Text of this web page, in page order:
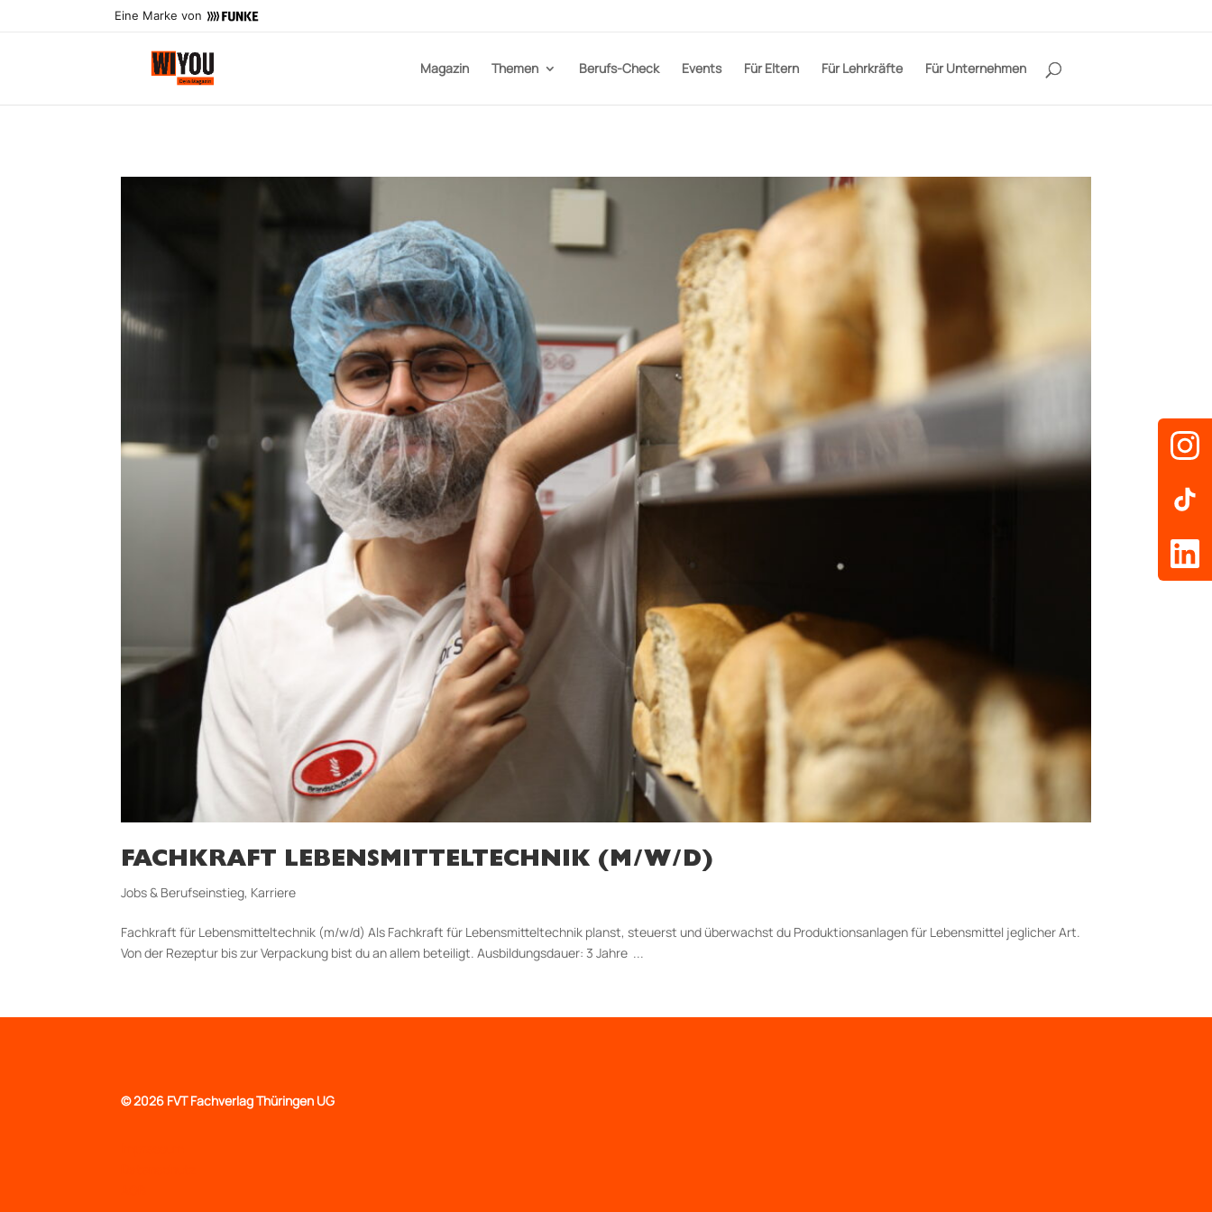
Eine Marke von
Magazin Themen Berufs-Check Events Für Eltern Für Lehrkräfte Für Unternehmen
FACHKRAFT LEBENSMITTELTECHNIK (M/W/D)
Jobs & Berufseinstieg, Karriere
Fachkraft für Lebensmitteltechnik (m/w/d) Als Fachkraft für Lebensmitteltechnik planst, steuerst und überwachst du Produktionsanlagen für Lebensmittel jeglicher Art.
Von der Rezeptur bis zur Verpackung bist du an allem beteiligt. Aus­bildungs­dauer: 3 Jahre ...
©2026 FVT Fachverlag Thüringen UG